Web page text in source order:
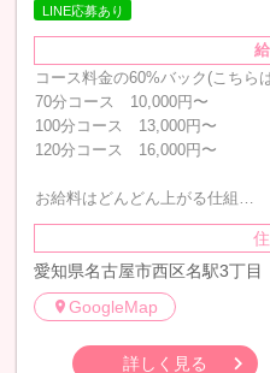
LINE応募あり
コース料金の60%バック(こちら
70分コース 10,000円〜
100分コース 13,000円〜
120分コース 16,000円〜
お給料はどんどん上がる仕組…
愛知県名古屋市西区名駅3丁目
GoogleMap
詳しく見る